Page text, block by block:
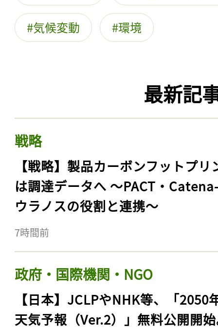
気候変動 環境
最新記
戦略
【戦略】製品カーボンフットプリ
は調達データへ 〜PACT・
ウラノスの役割と連携〜
7時間前
政府・国際機関・NGO
【日本】JCLPやNHK等、「2050
天気予報（Ver.2）」無料公開開